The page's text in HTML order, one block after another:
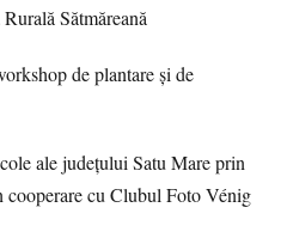
Sătmăreană
de plantare şi de
ale judeţului Satu Mare prin
cooperare cu Clubul Foto Vénig